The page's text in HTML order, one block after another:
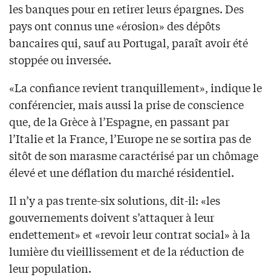
les banques pour en retirer leurs épargnes. Des
pays ont connus une «érosion» des dépôts
bancaires qui, sauf au Portugal, paraît avoir été
stoppée ou inversée.
«La confiance revient tranquillement», indique le
conférencier, mais aussi la prise de conscience
que, de la Grèce à l’Espagne, en passant par
l’Italie et la France, l’Europe ne se sortira pas de
sitôt de son marasme caractérisé par un chômage
élevé et une déflation du marché résidentiel.
Il n’y a pas trente-six solutions, dit-il: «les
gouvernements doivent s’attaquer à leur
endettement» et «revoir leur contrat social» à la
lumière du vieillissement et de la réduction de
leur population.